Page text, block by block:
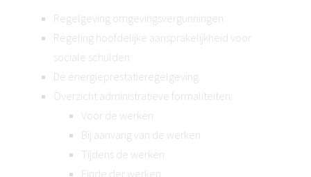
Regelgeving omgevingsvergunningen
Regeling hoofdelijke aansprakelijkheid voor
sociale schulden
De energieprestatieregelgeving
Overzicht administratieve formaliteiten:
Voor de werken
Bij aanvang van de werken
Tijdens de werken
Einde der werken